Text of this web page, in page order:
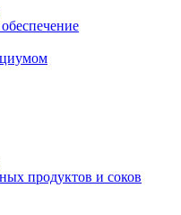
продуктов и соков